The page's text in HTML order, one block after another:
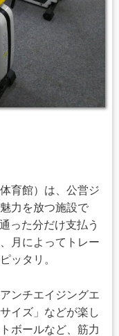
育館）は、公営ジ
力を放つ施設で
った分だけ支払う
月によってトレー
ッタリ。
ンチエイジングエ
イズ」などが楽し
ボールなど、筋力